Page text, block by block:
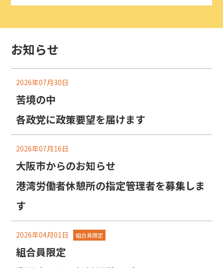
お知らせ
2026年07月30日
苦境の中
各政党に政策要望を届けます
2026年07月16日
大阪市からのお知らせ
港湾労働者休憩所の指定管理者を募集しま
す
2026年04月01日 組合員限定
組合員限定